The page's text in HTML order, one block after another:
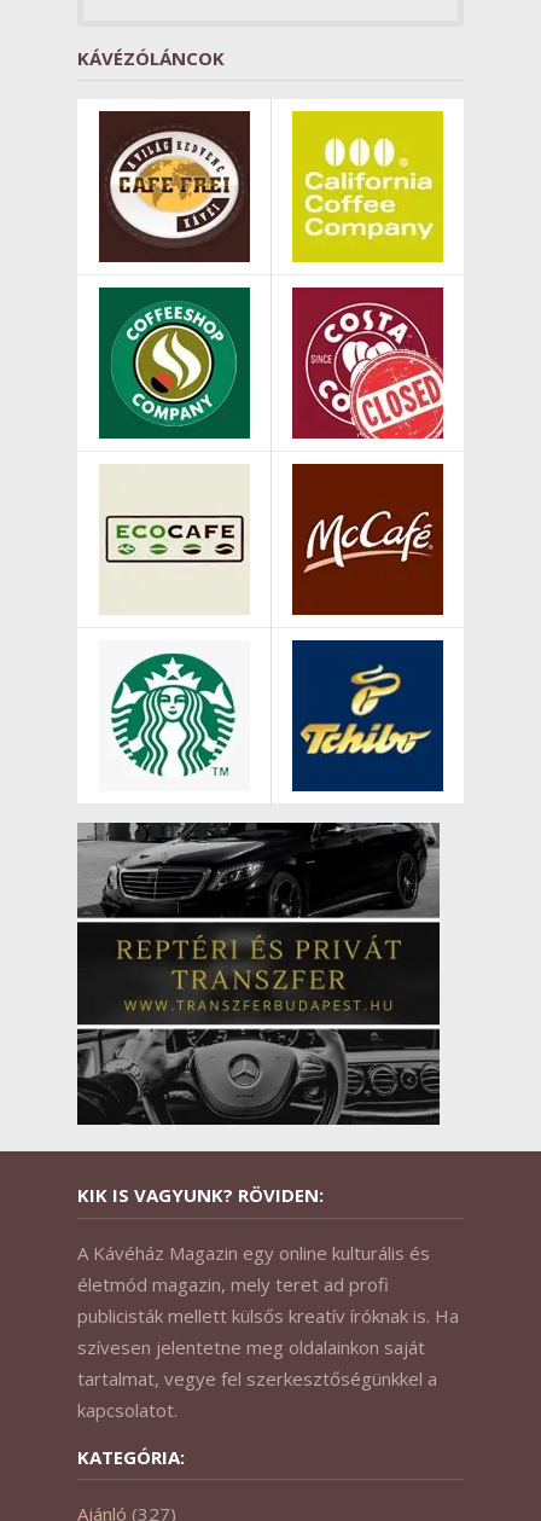
KÁVÉZÓLÁNCOK
KIK IS VAGYUNK? RÖVIDEN:
A Kávéház Magazin egy online kulturális és
életmód magazin, mely teret ad profi
publicisták mellett külsős kreatív íróknak is. Ha
szívesen jelentetne meg oldalainkon saját
tartalmat, vegye fel szerkesztőségünkkel a
kapcsolatot.
KATEGÓRIA:
Ajánló (327)